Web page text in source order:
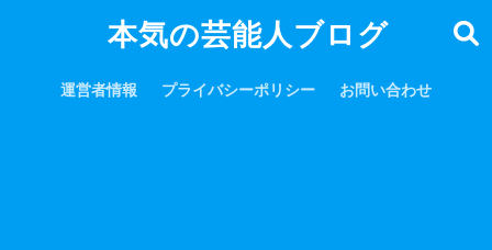
本気の芸能人ブログ
運営者情報 プライバシーポリシー お問い合わせ